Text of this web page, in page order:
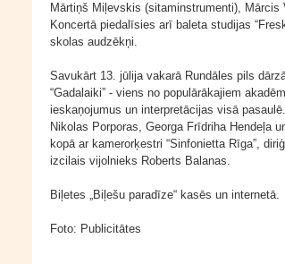
Mārtiņš Miļevskis (sitaminstrumenti),
Koncertā piedalīsies arī baleta studijas
skolas audzēkņi.
Savukārt 13. jūlija vakarā Rundāles pils
“Gadalaiki” - viens no populārākajiem
ieskaņojumus un interpretācijas visā
Nikolas Porporas, Georga Frīdriha Hendeļa
kopā ar kamerorķestri “Sinfonietta Rīga”,
izcilais vijolnieks Roberts Balanas.
Biļetes „Biļešu paradīze“ kasēs un internetā.
Foto: Publicitātes